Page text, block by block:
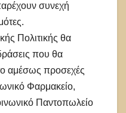
συνεχή
Πολιτικής θα
που θα
αμέσως προσεχές
Φαρμακείο,
Παντοπωλείο